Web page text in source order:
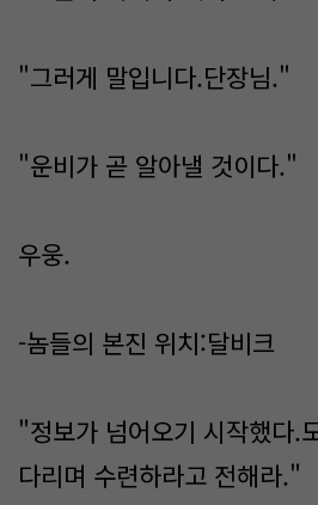
"그러게 말입니다.단장님."
"운비가 곧 알아낼 것이다."
우웅.
-놈들의 본진 위치:달비크
"정보가 넘어오기 시작했다.
다리며 수련하라고 전해라."